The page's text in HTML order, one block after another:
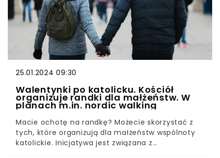
25.01.2024 09:30
Walentynki po katolicku. Kościół
organizuje randki dla małżeństw. W
planach m.in. nordic walking
Macie ochotę na randkę? Możecie skorzystać z
tych, które organizują dla małżeństw wspólnoty
katolickie. Inicjatywa jest związana z